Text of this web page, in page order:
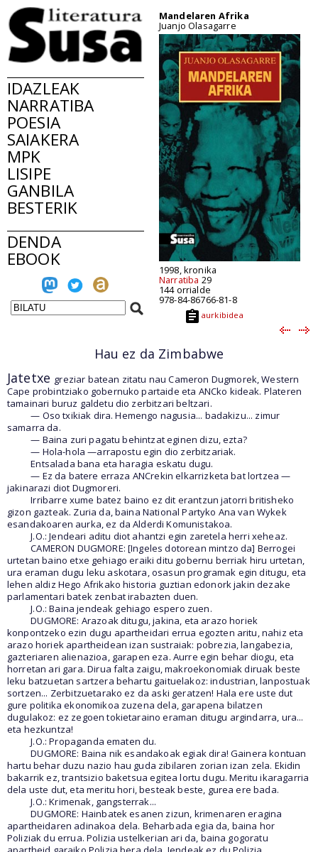
IDAZLEAK
NARRATIBA
POESIA
SAIAKERA
MPK
LISIPE
GANBILA
BESTERIK
DENDA
EBOOK
Mandelaren Afrika
Juanjo Olasagarre
1998, kronika
Narratiba 29
144 orrialde
978-84-86766-81-8
aurkibidea
Hau ez da Zimbabwe
Jatetxe greziar batean zitatu nau Cameron Dugmorek, Western
Cape probintziako gobernuko partaide eta ANCko kideak. Plateren
tamainari buruz galdetu dio zerbitzari beltzari.
— Oso txikiak dira. Hemengo nagusia... badakizu... zimur
samarra da.
— Baina zuri pagatu behintzat eginen dizu, ezta?
— Hola-hola —arrapostu egin dio zerbitzariak.
Entsalada bana eta haragia eskatu dugu.
— Ez da batere erraza ANCrekin elkarrizketa bat lortzea —
jakinarazi diot Dugmoreri.
Irribarre xume batez baino ez dit erantzun jatorri britisheko
gizon gazteak. Zuria da, baina National Partyko Ana van Wykek
esandakoaren aurka, ez da Alderdi Komunistakoa.
J.O.: Jendeari aditu diot ahantzi egin zaretela herri xeheaz.
CAMERON DUGMORE: [Ingeles dotorean mintzo da] Berrogei
urtetan baino etxe gehiago eraiki ditu gobernu berriak hiru urtetan,
ura eraman dugu leku askotara, osasun programak egin ditugu, eta
lehen aldiz Hego Afrikako historia guztian edonork jakin dezake
parlamentari batek zenbat irabazten duen.
J.O.: Baina jendeak gehiago espero zuen.
DUGMORE: Arazoak ditugu, jakina, eta arazo horiek
konpontzeko ezin dugu apartheidari errua egozten aritu, nahiz eta
arazo horiek apartheidean izan sustraiak: pobrezia, langabezia,
gazteriaren alienazioa, garapen eza. Aurre egin behar diogu, eta
horretan ari gara. Dirua falta zaigu, makroekonomiak diruak beste
leku batzuetan sartzera behartu gaituelakoz: industrian, lanpostuak
sortzen... Zerbitzuetarako ez da aski geratzen! Hala ere uste dut
gure politika ekonomikoa zuzena dela, garapena bilatzen
dugulakoz: ez zegoen tokietaraino eraman ditugu argindarra, ura...
eta hezkuntza!
J.O.: Propaganda ematen du.
DUGMORE: Baina nik esandakoak egiak dira! Gainera kontuan
hartu behar duzu nazio hau guda zibilaren zorian izan zela. Ekidin
bakarrik ez, trantsizio baketsua egitea lortu dugu. Meritu ikaragarria
dela uste dut, eta meritu hori, besteak beste, gurea ere bada.
J.O.: Krimenak, gangsterrak...
DUGMORE: Hainbatek esanen zizun, krimenaren eragina
apartheidaren adinakoa dela. Beharbada egia da, baina hor
Poliziak du errua. Polizia ustelkerian ari da, baina gogoratu